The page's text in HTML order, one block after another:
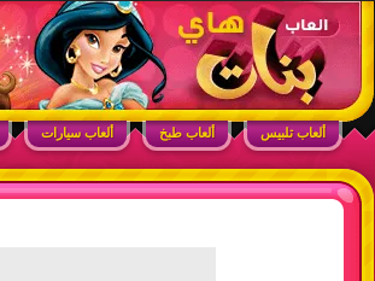
ألعاب بنات هاي – أفضل ألعاب تلبيس، مكياج، طبخ
ابحث في الموقع
ألعاب تلبيس ألعاب طبخ ألعاب سيارات